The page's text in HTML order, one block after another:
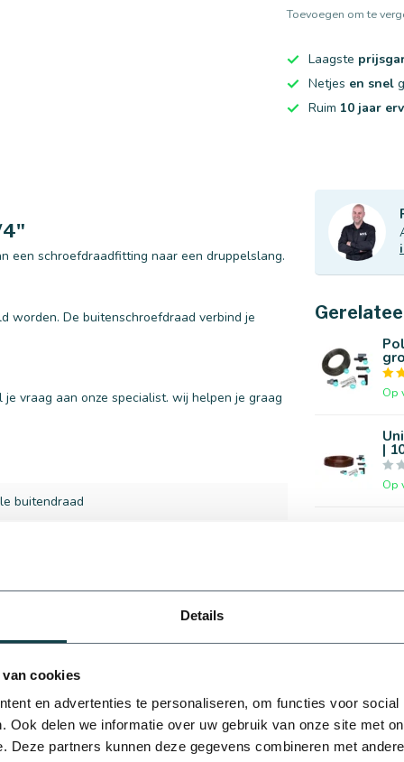
Details
cookies
en advertenties te personaliseren, om functies voor
Ook delen we informatie over uw gebruik van onze site met
Deze partners kunnen deze gegevens combineren met
Toevoegen om te
Laagste
Netjes en snel
Ruim 10 jaar
4"
een schroefdraadfitting naar een druppelslang.
worden. De buitenschroefdraad verbind je
vraag aan onze specialist. wij helpen je graag
buitendraad
Op
|
Op
16
Op